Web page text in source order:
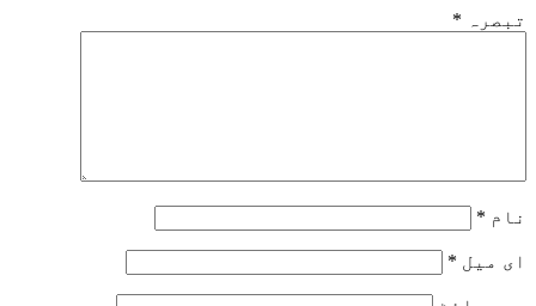
تبصرہ *
نام *
ای میل *